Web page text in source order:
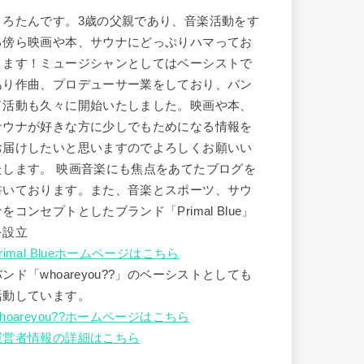
ろたんです。3歳の父親であり、音楽活動をす
傍ら映画や本、サウナにどっぷりハマってお
ます！ミュージシャンとしてはベーシストで
り作曲、プロデューサー業をしており、バン
活動も久々に開始いたしました。映画や本、
ウナが好きな方に少しでもためになる情報を
届けしたいと思いますのでよろしくお願いい
します。 映画音楽にも焦点をあてたブログを
いております。また、音楽とスポーツ、サウ
をコンセプトとしたブランド「Primal Blue」
設立
Blueホームページはこちら
ンド「whoareyou??」のベーシストとしても
しています。
ホームページはこちら
営者情報の詳細はこちら